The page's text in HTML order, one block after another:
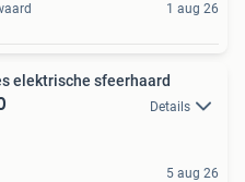
1 aug 26
elektrische sfeerhaard
Details
5 aug 26